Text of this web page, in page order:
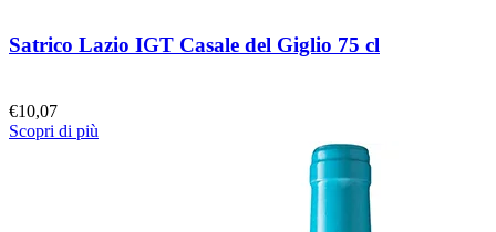
Satrico Lazio IGT Casale del Giglio 75 cl
€10,07
Scopri di più